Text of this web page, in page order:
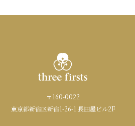
〒160-0022
東京都新宿区新宿1-26-1 長田屋ビル2F